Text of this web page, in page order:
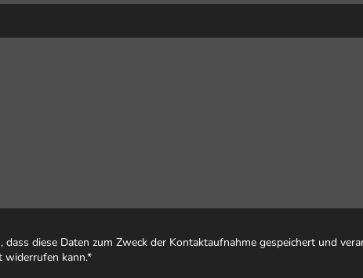
dass diese Daten zum Zweck der Kontaktaufnahme gespeichert und
widerrufen kann.*